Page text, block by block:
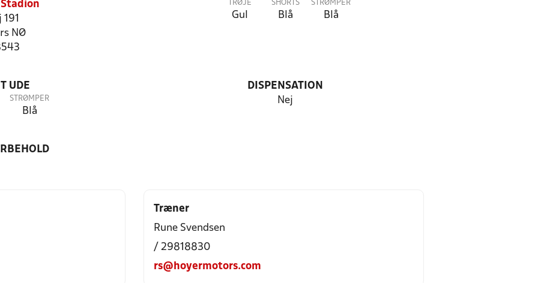
NØ
TRØJE
Gul
SHORTS
Blå
STRØMPER
Blå
UDE
STRØMPER
Blå
DISPENSATION
Nej
Træner
Rune Svendsen
/ 29818830
rs@hoyermotors.com